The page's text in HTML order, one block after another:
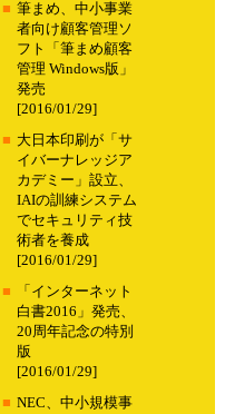
■ 筆まめ、中小事業
者向け顧客管理ソ
フト「筆まめ顧客
管理 Windows版」
発売
[2016/01/29]
■ 大日本印刷が「サ
イバーナレッジア
カデミー」設立、
IAIの訓練システム
でセキュリティ技
術者を養成
[2016/01/29]
■
「インターネット
白書2016」発売、
20周年記念の特別
版
[2016/01/29]
■ NEC、中小規模事